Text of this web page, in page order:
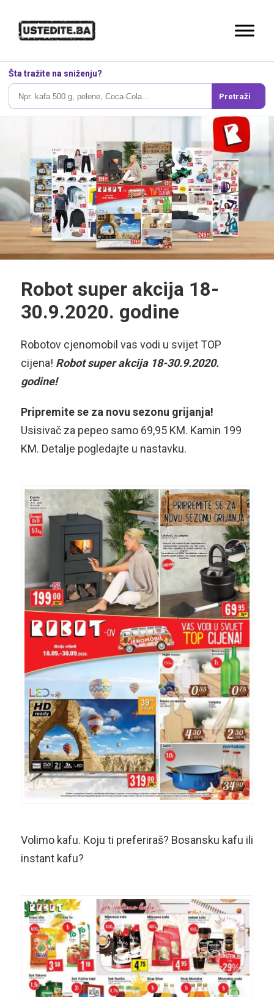
Šta tražite na sniženju?
Pretraži
Robot super akcija 18-
30.9.2020. godine
Robotov cjenomobil vas vodi u svijet TOP
cijena! Robot super akcija 18-30.9.2020.
godine!
Pripremite se za novu sezonu grijanja!
Usisivač za pepeo samo 69,95 KM. Kamin 199
KM. Detalje pogledajte u nastavku.
Volimo kafu. Koju ti preferiraš? Bosansku kafu ili
instant kafu?